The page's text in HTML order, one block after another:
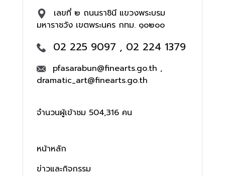
เลขที่ ๒ ถนนราชินี แขวงพระบรม
มหาราชวัง เขตพระนคร กทม. ๑๐๒๐๐
02 225 9097 , 02 224 1379
pfasarabun@finearts.go.th ,
dramatic_art@finearts.go.th
จำนวนผู้เข้าชม 504,316 คน
หน้าหลัก
ข่าวและกิจกรรม